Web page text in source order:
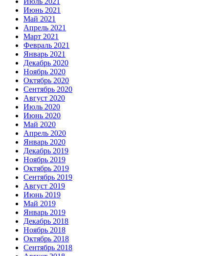
Июнь 2021
Май 2021
Апрель 2021
Март 2021
Февраль 2021
Январь 2021
Декабрь 2020
Ноябрь 2020
Октябрь 2020
Сентябрь 2020
Август 2020
Июль 2020
Июнь 2020
Май 2020
Апрель 2020
Январь 2020
Декабрь 2019
Ноябрь 2019
Октябрь 2019
Сентябрь 2019
Август 2019
Июнь 2019
Май 2019
Январь 2019
Декабрь 2018
Ноябрь 2018
Октябрь 2018
Сентябрь 2018